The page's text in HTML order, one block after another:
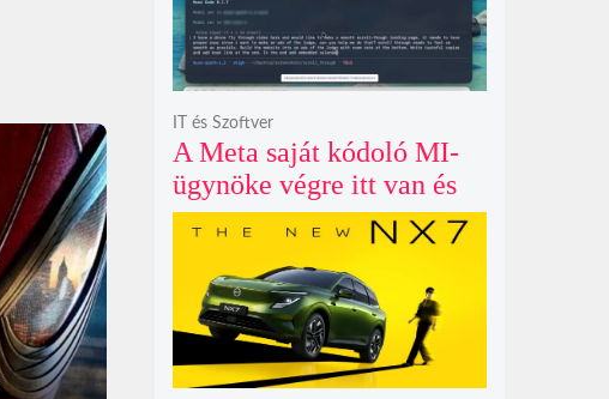
A Meta saját kódoló MI-
ügynöke végre itt van és
nem fél belenyúlni a
IT és Szoftver